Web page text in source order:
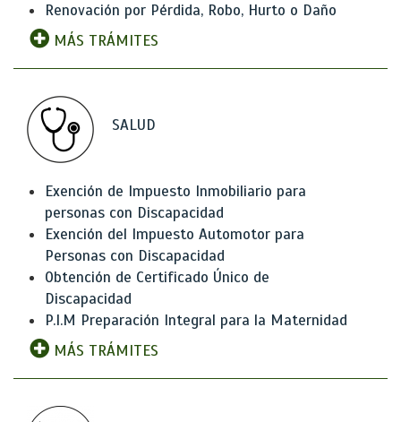
Renovación por Pérdida, Robo, Hurto o Daño
MÁS TRÁMITES
SALUD
Exención de Impuesto Inmobiliario para
personas con Discapacidad
Exención del Impuesto Automotor para
Personas con Discapacidad
Obtención de Certificado Único de
Discapacidad
P.I.M Preparación Integral para la Maternidad
MÁS TRÁMITES